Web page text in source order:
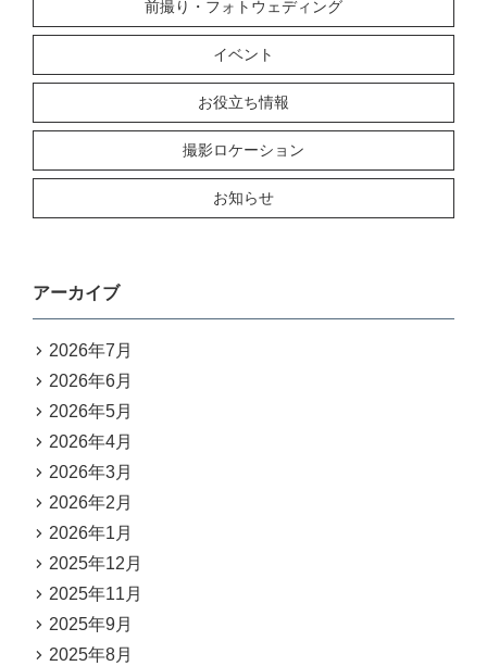
前撮り・フォトウェディング
イベント
お役立ち情報
撮影ロケーション
お知らせ
アーカイブ
2026年7月
2026年6月
2026年5月
2026年4月
2026年3月
2026年2月
2026年1月
2025年12月
2025年11月
2025年9月
2025年8月